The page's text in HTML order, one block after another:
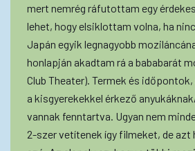
mert nemrég ráfutottam egy
lehet, hogy elsiklottam volna, ha
Japán egyik legnagyobb
honlapján akadtam rá a bababarát
Club Theater). Termek és
a kisgyerekekkel érkező
vannak fenntartva. Ugyan nem
2-szer vetítenek így filmeket, de azt